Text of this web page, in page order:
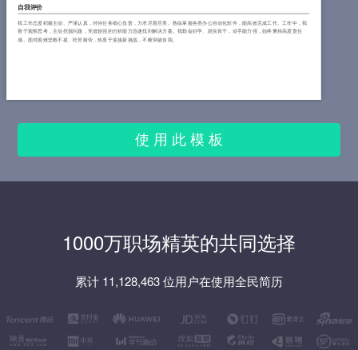
自我评价
我工作态度积极主动、严谨认真，对待任务细心负责，力求尽善尽美。熟练掌握各类办公自动化软件，能高效完成工作。工作中，我
善于观察思考，主动挖掘问题，凭借较强的分析能力迅速找到解决方案。我勤奋好学、踏实肯干，动手能力强，始终秉持高度责任
感。面对困难坚毅不拔、吃苦耐劳，热衷于迎接新挑战，不断突破自我。
使 用 此 模 板
1000万职场精英的共同选择
累计 11,128,463 位用户在使用全民简历